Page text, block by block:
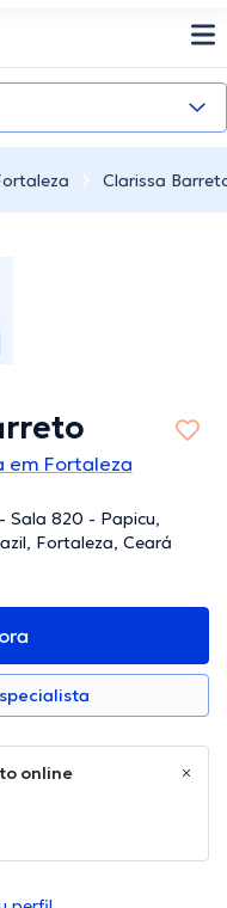
Clarissa
em Fortaleza
Sala 820 - Papicu,
Fortaleza, Ceará
online